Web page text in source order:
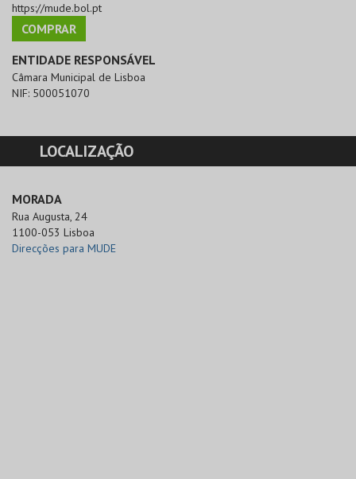
https://mude.bol.pt
COMPRAR
ENTIDADE RESPONSÁVEL
Câmara Municipal de Lisboa
NIF: 500051070
LOCALIZAÇÃO
MORADA
Rua Augusta, 24
1100-053 Lisboa
Direcções para MUDE